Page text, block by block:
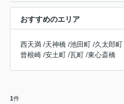
おすすめのエリア
西天満 /天神橋 /池田町 /久太郎町
曾根崎 /安土町 /瓦町 /東心斎橋
1件